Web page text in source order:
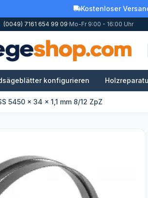
Kostenloser
(0049) 7161 654 99 09·Mo-Fr 9:00 - 16:00 Uhr
konfigurieren
5450 x 34 x 1,1 mm 8/12 ZpZ